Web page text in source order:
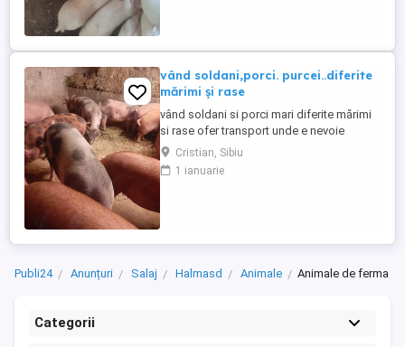
vând soldani,porci. purcei..diferite
mărimi și rase
vând soldani si porci mari diferite mărimi
si rase ofer transport unde e nevoie
Cristian, Sibiu
1 ianuarie
Publi24 Anunțuri Salaj Halmasd Animale Animale de ferma
Categorii